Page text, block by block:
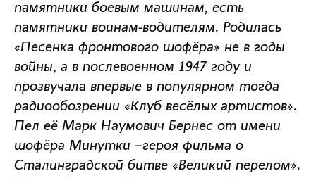
памятники боевым машинам, есть
памятники воинам-водителям. Родилась
«Песенка фронтового шофёра» не в годы
войны, а в послевоенном 1947 году и
прозвучала впервые в популярном тогда
радиообозрении «Клуб весёлых артистов».
Пел её Марк Наумович Бернес от имени
шофёра Минутки –героя фильма о
Сталинградской битве «Великий перелом».